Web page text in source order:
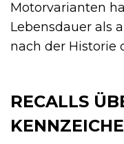
Motorvarianten
Lebensdauer als
nach der Historie
RECALLS